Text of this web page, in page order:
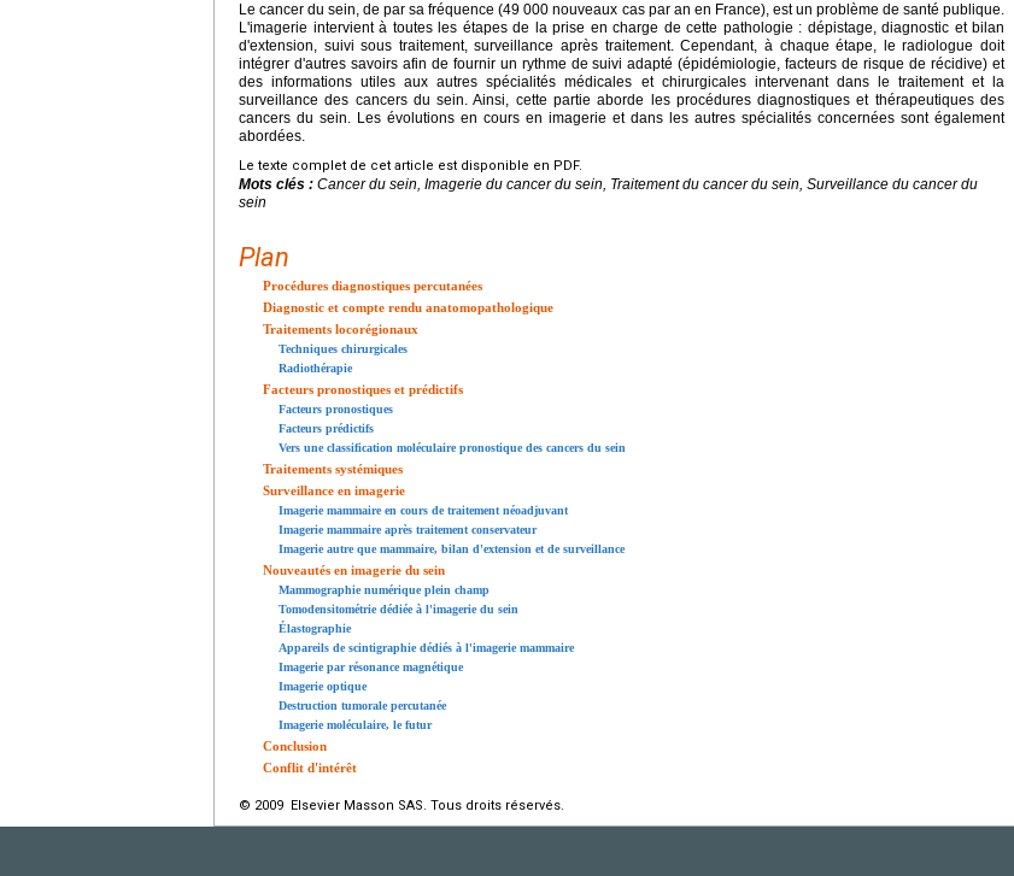
Le cancer du sein, de par sa fréquence (49 000 nouveaux cas par an en France), est un problème de santé publique.
L'imagerie intervient à toutes les étapes de la prise en charge de cette pathologie : dépistage, diagnostic et bilan
d'extension, suivi sous traitement, surveillance après traitement. Cependant, à chaque étape, le radiologue doit
intégrer d'autres savoirs afin de fournir un rythme de suivi adapté (épidémiologie, facteurs de risque de récidive) et
des informations utiles aux autres spécialités médicales et chirurgicales intervenant dans le traitement et la
surveillance des cancers du sein. Ainsi, cette partie aborde les procédures diagnostiques et thérapeutiques des
cancers du sein. Les évolutions en cours en imagerie et dans les autres spécialités concernées sont également
abordées.
Le texte complet de cet article est disponible en PDF.
Mots clés : Cancer du sein, Imagerie du cancer du sein, Traitement du cancer du sein, Surveillance du cancer du
sein
Plan
Procédures diagnostiques percutanées
Diagnostic et compte rendu anatomopathologique
Traitements locorégionaux
Techniques chirurgicales
Radiothérapie
Facteurs pronostiques et prédictifs
Facteurs pronostiques
Facteurs prédictifs
Vers une classification moléculaire pronostique des cancers du sein
Traitements systémiques
Surveillance en imagerie
Imagerie mammaire en cours de traitement néoadjuvant
Imagerie mammaire après traitement conservateur
Imagerie autre que mammaire, bilan d'extension et de surveillance
Nouveautés en imagerie du sein
Mammographie numérique plein champ
Tomodensitométrie dédiée à l'imagerie du sein
Élastographie
Appareils de scintigraphie dédiés à l'imagerie mammaire
Imagerie par résonance magnétique
Imagerie optique
Destruction tumorale percutanée
Imagerie moléculaire, le futur
Conclusion
Conflit d'intérêt
© 2009 Elsevier Masson SAS. Tous droits réservés.